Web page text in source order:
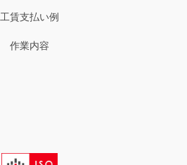
工賃支払い例
作業内容